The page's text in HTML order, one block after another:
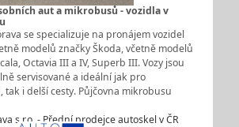
aut a mikrobusů - vozidla v
se specializuje na pronájem vozidel
modelů značky Škoda, včetně modelů
Octavia III a IV, Superb III. Vozy jsou
servisované a ideální jak pro
tak i delší cesty. Půjčovna mikrobusu
s.r.o. - Přední prodejce autoskel v ČR